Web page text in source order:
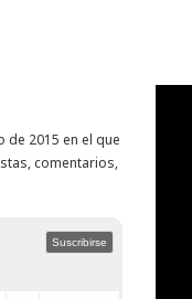
2015 en el que
comentarios,